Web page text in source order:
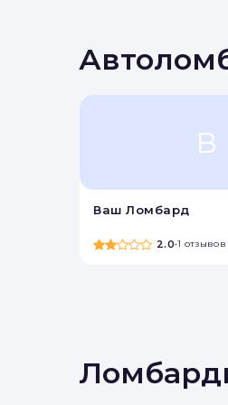
В
Ваш Ломбард
2.0•1 отзывов